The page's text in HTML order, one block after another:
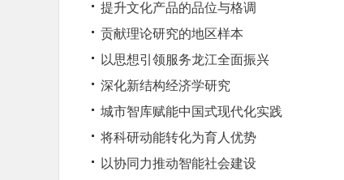
提升文化产品的品位与格调
贡献理论研究的地区样本
以思想引领服务龙江全面振兴
深化新结构经济学研究
城市智库赋能中国式现代化实践
将科研动能转化为育人优势
以协同力推动智能社会建设